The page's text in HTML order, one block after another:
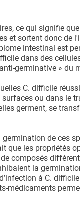
ce qui signifie
et sortent donc de
intestinal est
dans des
germinative » du
C. difficile
ou dans le
germent, se
de ces
que les propriétés
composés
la
à C.
médicaments